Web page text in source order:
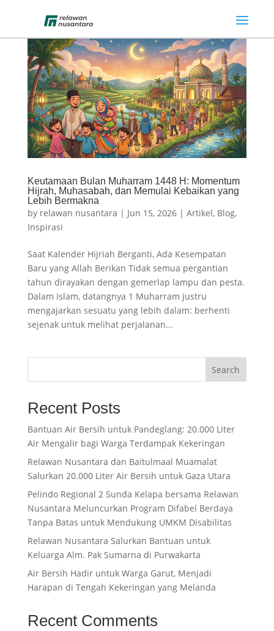
Keutamaan Bulan Muharram 1448 H: Momentum
Hijrah, Muhasabah, dan Memulai Kebaikan yang
Lebih Bermakna
by relawan nusantara | Jun 15, 2026| Artikel, Blog,
Inspirasi
Saat Kalender Hijriah Berganti, Ada Kesempatan
Baru yang Allah Berikan Tidak semua pergantian
tahun dirayakan dengan gemerlap lampu dan pesta.
Dalam Islam, datangnya 1 Muharram justru
mengajarkan sesuatu yang lebih dalam: berhenti
sejenak untuk melihat perjalanan...
Search
Recent Posts
Bantuan Air Bersih untuk Pandeglang: 20.000 Liter
Air Mengalir bagi Warga Terdampak Kekeringan
Relawan Nusantara dan Baitulmaal Muamalat
Salurkan 20.000 Liter Air Bersih untuk Gaza Utara
Pelindo Regional 2 Sunda Kelapa bersama Relawan
Nusantara Meluncurkan Program Difabel Berdaya
Tanpa Batas untuk Mendukung UMKM Disabilitas
Relawan Nusantara Salurkan Bantuan untuk
Keluarga Alm. Pak Sumarna di Purwakarta
Air Bersih Hadir untuk Warga Garut, Menjadi
Harapan di Tengah Kekeringan yang Melanda
Recent Comments